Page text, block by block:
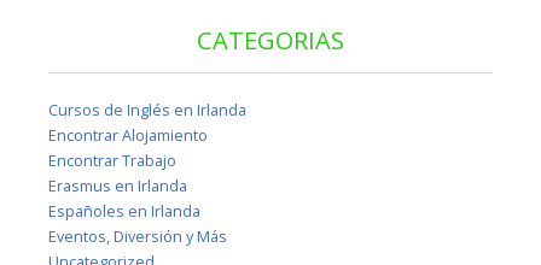
CATEGORIAS
Cursos de Inglés en Irlanda
Encontrar Alojamiento
Encontrar Trabajo
Erasmus en Irlanda
Españoles en Irlanda
Eventos, Diversión y Más